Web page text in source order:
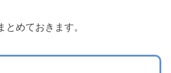
めておきます。